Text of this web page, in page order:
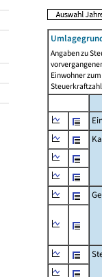
Angaben zu
Einwohner